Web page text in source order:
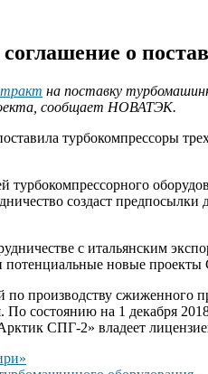
о
на поставку
сообщает НОВАТЭК.
турбокомпрессоры
турбокомпрессорного
создаст
с итальянским
потенциальные новые
производству
состоянию на 1 декабря
СПГ-2» владеет